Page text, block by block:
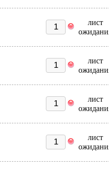
лист
лист
лист
лист